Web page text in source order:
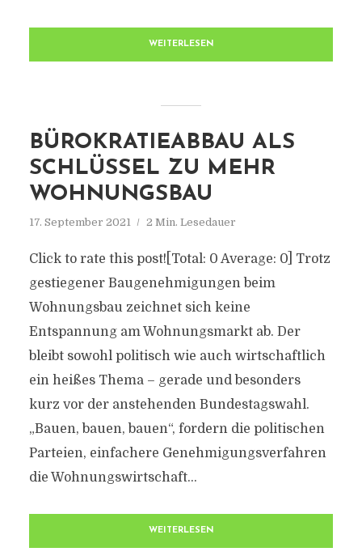
WEITERLESEN
BÜROKRATIEABBAU ALS
SCHLÜSSEL ZU MEHR
WOHNUNGSBAU
17. September 2021 2 Min. Lesedauer
Click to rate this post![Total: 0 Average: 0] Trotz
gestiegener Baugenehmigungen beim
Wohnungsbau zeichnet sich keine
Entspannung am Wohnungsmarkt ab. Der
bleibt sowohl politisch wie auch wirtschaftlich
ein heißes Thema – gerade und besonders
kurz vor der anstehenden Bundestagswahl.
„Bauen, bauen, bauen“, fordern die politischen
Parteien, einfachere Genehmigungsverfahren
die Wohnungswirtschaft...
WEITERLESEN